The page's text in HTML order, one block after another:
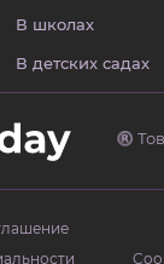
В школах
В детских садах